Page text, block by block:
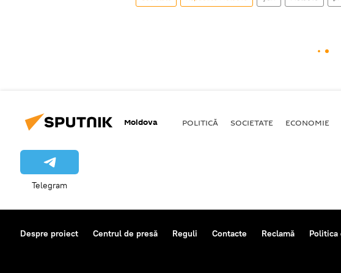
Moldova POLITICĂ SOCIETATE ECONOMIE
Telegram
Despre proiect Centrul de presă Reguli Contacte Reclamă